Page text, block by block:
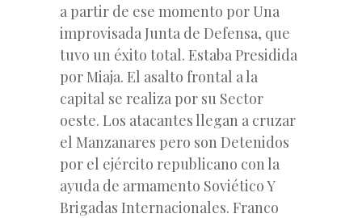
a partir de ese momento por Una
improvisada Junta de Defensa, que
tuvo un éxito total. Estaba Presidida
por Miaja. El asalto frontal a la
capital se realiza por su Sector
oeste. Los atacantes llegan a cruzar
el Manzanares pero son Detenidos
por el ejército republicano con la
ayuda de armamento Soviético Y
Brigadas Internacionales. Franco